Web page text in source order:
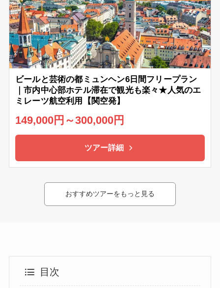
ビールと芸術の都ミュンヘン6日間フリープラン
｜市内中心部ホテル滞在で観光も楽々★人気のエ
ミレーツ航空利用【関空発】
149,000円～300,000円
ツアー詳細
おすすめツアーをもっと見る
目次